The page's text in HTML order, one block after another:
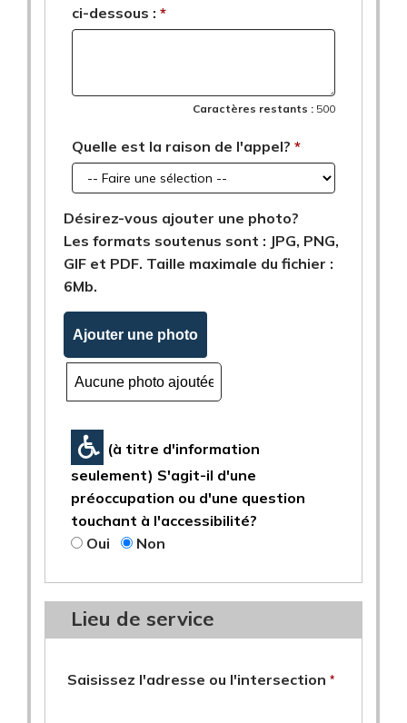
ci-dessous :
Caractères restants : 500
Quelle est la raison de l'appel?
Désirez-vous ajouter une photo?
Les formats soutenus sont : JPG, PNG,
GIF et PDF. Taille maximale du fichier :
6Mb.
Ajouter une photo
seulement) S'agit-il d'une
préoccupation ou d'une question
touchant à l'accessibilité?
Oui
Non
Lieu de service
Saisissez l'adresse ou l'intersection *requis